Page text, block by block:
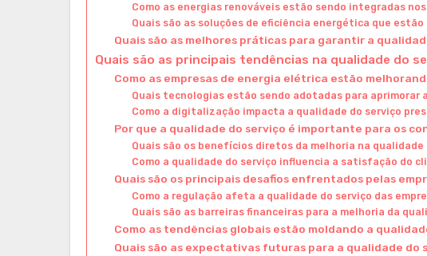
Como as energias renováveis estão sendo integradas
Quais são as soluções de eficiência energética que
Quais são as melhores práticas para garantir a
Quais são as principais tendências na qualidade do
Como as empresas de energia elétrica estão
Quais tecnologias estão sendo adotadas para aprimorar
Como a digitalização impacta a qualidade do serviço
Por que a qualidade do serviço é importante para os
Quais são os benefícios diretos da melhoria na qualidade
Como a qualidade do serviço influencia a satisfação do
Quais são os principais desafios enfrentados pelas
Como a regulação afeta a qualidade do serviço das
Quais são as barreiras financeiras para a melhoria da
Como as tendências globais estão moldando a
Quais são as expectativas futuras para a qualidade do